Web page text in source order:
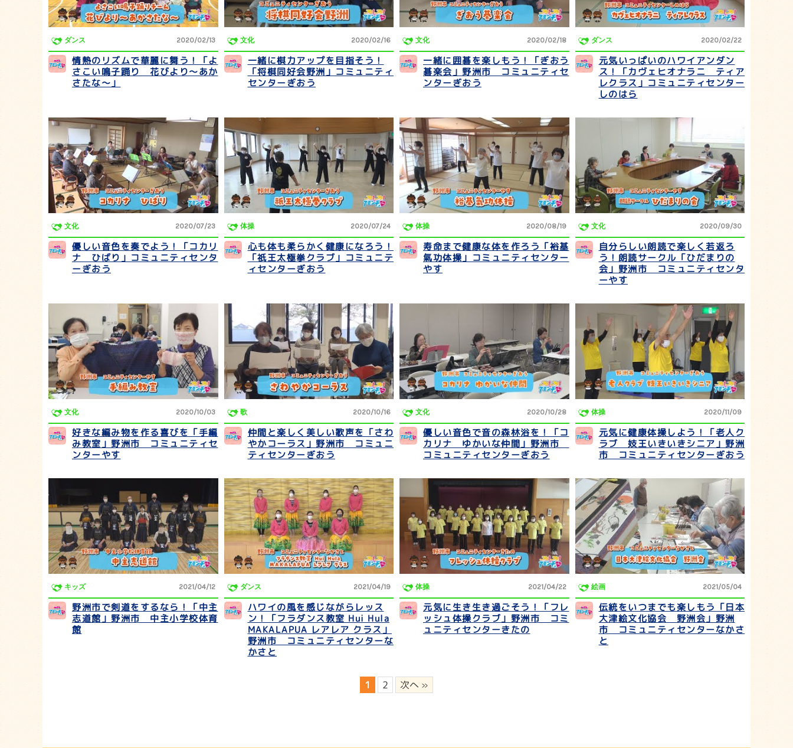
ダンス 2020/02/13
情熱のリズムで華麗に舞う！「よ
さこい鳴子踊り 花びより～あか
さたな～」
文化 2020/02/16
一緒に棋力アップを目指そう！
「将棋同好会野洲」コミュニティ
センターぎおう
文化 2020/02/18
一緒に囲碁を楽しもう！「ぎおう
碁楽会」野洲市 コミュニティセ
ンターぎおう
ダンス 2020/02/22
元気いっぱいのハワイアンダン
ス！「カヴェヒオナラニ ティア
レクラス」コミュニティセンター
しのはら
文化 2020/07/23
優しい音色を奏でよう！「コカリ
ナ ひばり」コミュニティセンタ
ーぎおう
体操 2020/07/24
心も体も柔らかく健康になろう！
「祇王太極拳クラブ」コミュニテ
ィセンターぎおう
体操 2020/08/19
寿命まで健康な体を作ろう「裕基
氣功体操」コミュニティセンター
やす
文化 2020/09/30
自分らしい朗読で楽しく若返ろ
う！朗読サークル「ひだまりの
会」野洲市 コミュニティセンタ
ーやす
文化 2020/10/03
好きな編み物を作る喜びを「手編
み教室」野洲市 コミュニティセ
ンターやす
歌 2020/10/16
仲間と楽しく美しい歌声を「さわ
やかコーラス」野洲市 コミュニ
ティセンターぎおう
文化 2020/10/28
優しい音色で音の森林浴を！「コ
カリナ ゆかいな仲間」野洲市
コミュニティセンターぎおう
体操 2020/11/09
元気に健康体操しよう！「老人ク
ラブ 妓王いきいきシニア」野洲
市 コミュニティセンターぎおう
キッズ 2021/04/12
野洲市で剣道をするなら！「中主
志道館」野洲市 中主小学校体育
館
ダンス 2021/04/19
ハワイの風を感じながらレッス
ン！「フラダンス教室 Hui Hula
MAKALAPUA レアレア クラス」
野洲市 コミュニティセンターな
かさと
体操 2021/04/22
元気に生き生き過ごそう！「フレ
ッシュ体操クラブ」野洲市 コミ
ュニティセンターきたの
絵画 2021/05/04
伝統をいつまでも楽しもう「日本
大津絵文化協会 野洲会」野洲
市 コミュニティセンターなかさ
と
1 2 次へ »